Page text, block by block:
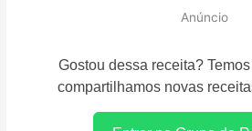
Anúncio
Gostou dessa receita?
compartilhamos novas